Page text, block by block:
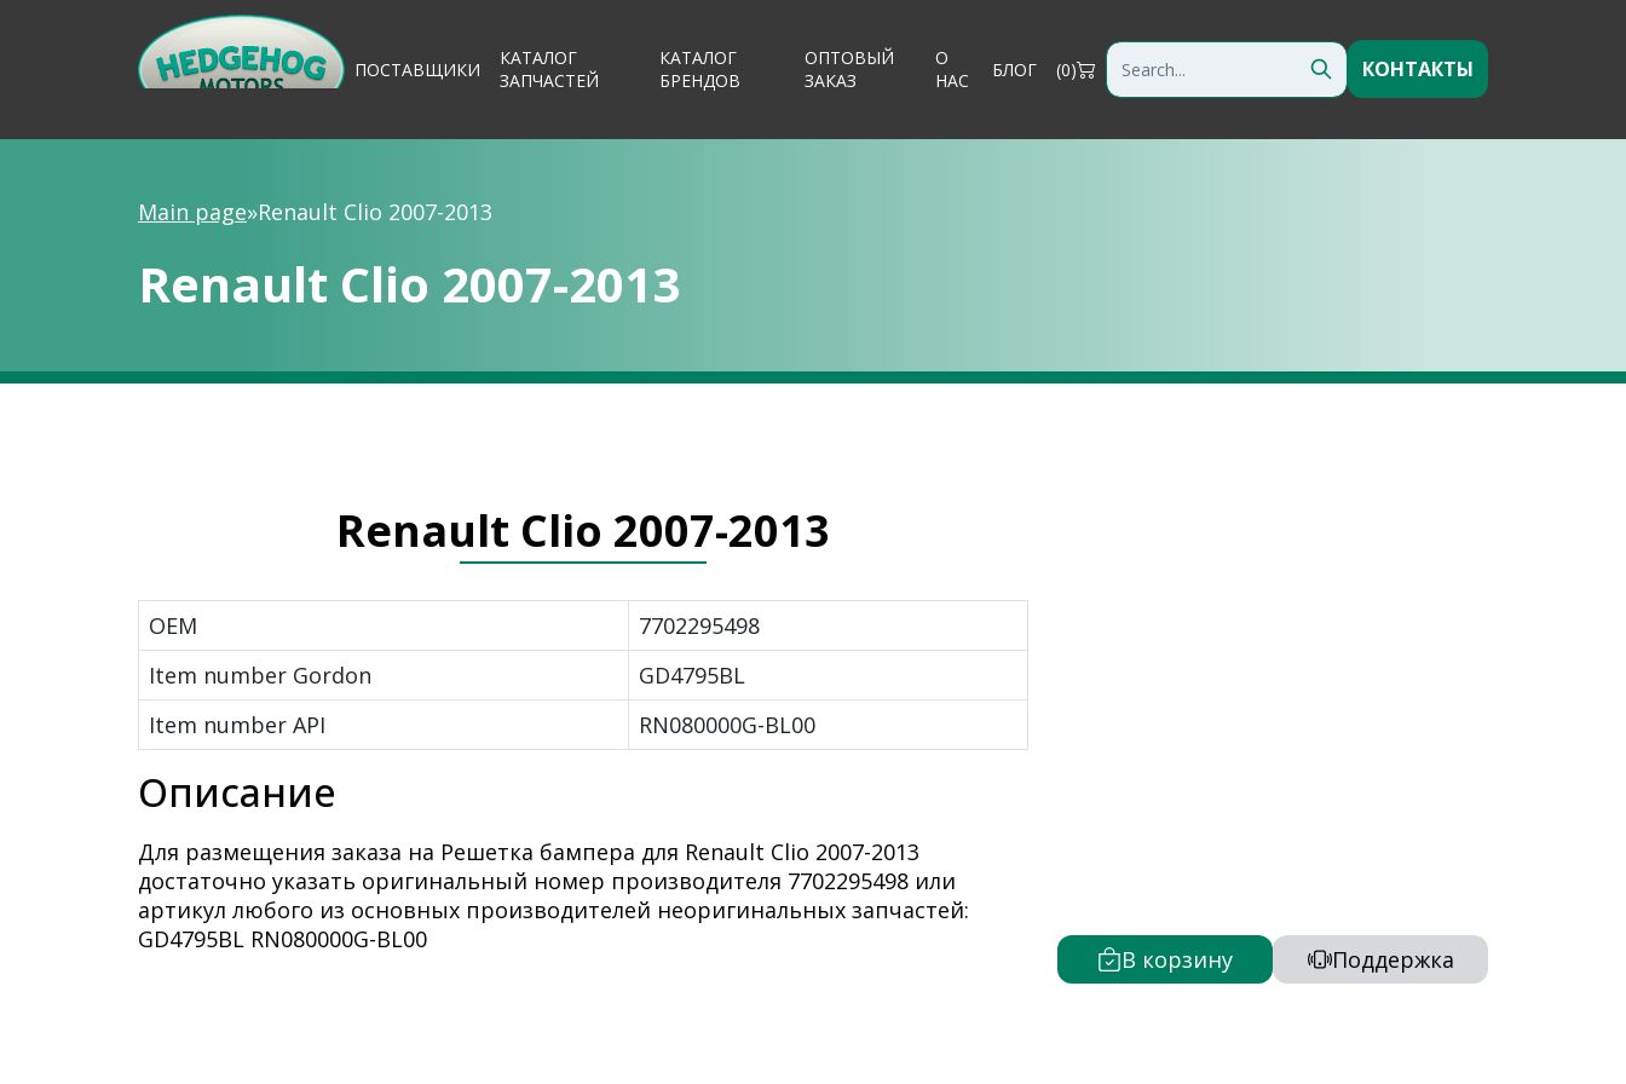
ПОСТАВЩИКИ
КАТАЛОГ
ЗАПЧАСТЕЙ
КАТАЛОГ
БРЕНДОВ
ОПТОВЫЙ
ЗАКАЗ
О
НАС
БЛОГ (0) КОНТАКТЫ
Main page»Renault Clio 2007-2013
Renault Clio 2007-2013
В корзину Поддержка
Renault Clio 2007-2013
OEM
7702295498
Item number Gordon
GD4795BL
Item number API
RN080000G-BL00
Описание
Для размещения заказа на Решетка бампера для Renault Clio 2007-2013
достаточно указать оригинальный номер производителя 7702295498 или
артикул любого из основных производителей неоригинальных запчастей:
GD4795BL RN080000G-BL00